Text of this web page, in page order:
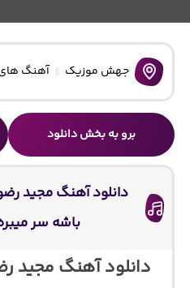
جهش موزیک آهنگ
برو به بخش دانلود
دانلود آهنگ مجید
باشه سر
دانلود آهنگ مجید